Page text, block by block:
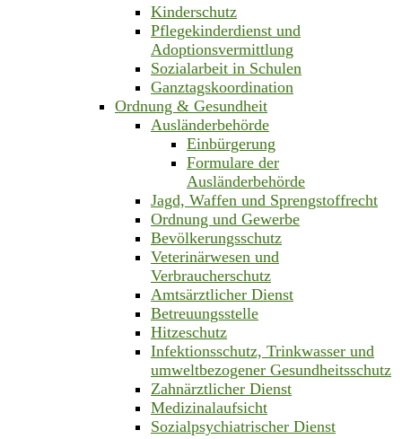
Kinderschutz
Pflegekinderdienst und
Adoptionsvermittlung
Sozialarbeit in Schulen
Ganztagskoordination
Ordnung & Gesundheit
Ausländerbehörde
Einbürgerung
Formulare der
Ausländerbehörde
Jagd, Waffen und Sprengstoffrecht
Ordnung und Gewerbe
Bevölkerungsschutz
Veterinärwesen und
Verbraucherschutz
Amtsärztlicher Dienst
Betreuungsstelle
Hitzeschutz
Infektionsschutz, Trinkwasser und
umweltbezogener Gesundheitsschutz
Zahnärztlicher Dienst
Medizinalaufsicht
Sozialpsychiatrischer Dienst